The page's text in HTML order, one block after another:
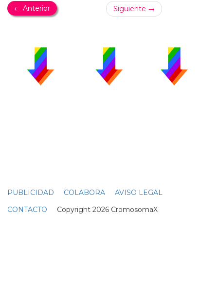
← Anterior Siguiente →
PUBLICIDAD COLABORA
AVISO LEGAL
CONTACTO Copyright 2026 CromosomaX